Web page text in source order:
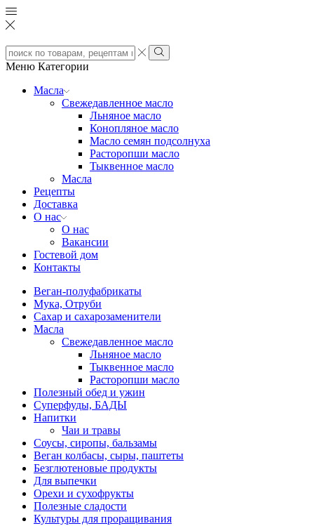
Search
input
Search
Меню Категории
Масла
Свежедавленное масло
Льняное масло
Конопляное масло
Масло семян подсолнуха
Расторопши масло
Тыквенное масло
Масла
Рецепты
Доставка
О нас
О нас
Вакансии
Гостевой дом
Контакты
Веган-полуфабрикаты
Мука, Отруби
Сахар и сахарозаменители
Масла
Свежедавленное масло
Льняное масло
Тыквенное масло
Расторопши масло
Полезный обед и ужин
Суперфуды, БАДЫ
Напитки
Чаи и травы
Соусы, сиропы, бальзамы
Веган колбасы, сыры, паштеты
Безглютеновые продукты
Для выпечки
Орехи и сухофрукты
Полезные сладости
Культуры для проращивания